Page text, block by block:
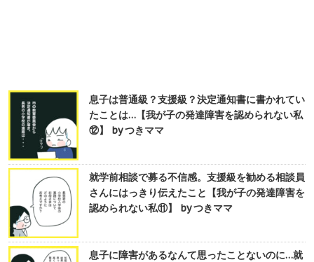
息子は普通級？支援級？決定通知書に書かれてい
たことは…【我が子の発達障害を認められない私
⑫】 by つきママ
就学前相談で募る不信感。支援級を勧める相談員
さんにはっきり伝えたこと【我が子の発達障害を
認められない私⑪】 by つきママ
息子に障害があるなんて思ったことないのに…就